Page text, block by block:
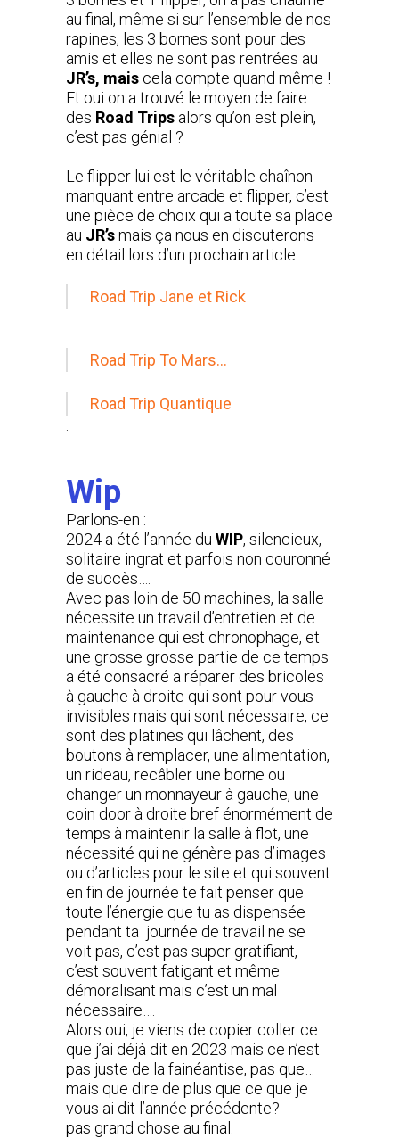
au final, même si sur l’ensemble de nos
rapines, les 3 bornes sont pour des
amis et elles ne sont pas rentrées au
JR’s, mais cela compte quand même !
Et oui on a trouvé le moyen de faire
des Road Trips alors qu’on est plein,
c’est pas génial ?
Le flipper lui est le véritable chaînon
manquant entre arcade et flipper, c’est
une pièce de choix qui a toute sa place
au JR’smais ça nous en discuterons
en détail lors d’un prochain article.
Road Trip Jane et Rick
Road Trip To Mars…
Road Trip Quantique
Wip
Parlons-en :
2024 a été l’année du WIP, silencieux,
solitaire ingrat et parfois non couronné
de succès….
Avec pas loin de 50 machines, la salle
nécessite un travail d’entretien et de
maintenance qui est chronophage, et
une grosse grosse partie de ce temps
a été consacré a réparer des bricoles
à gauche à droite qui sont pour vous
invisibles mais qui sont nécessaire, ce
sont des platines qui lâchent, des
boutons à remplacer, une alimentation,
un rideau, recâbler une borne ou
changer un monnayeur à gauche, une
coin door à droite bref énormément de
temps à maintenir la salle à flot, une
nécessité qui ne génère pas d’images
ou d’articles pour le site et qui souvent
en fin de journée te fait penser que
toute l’énergie que tu as dispensée
pendant ta journée de travail ne se
voit pas, c’est pas super gratifiant,
c’est souvent fatigant et même
démoralisant mais c’est un mal
nécessaire….
Alors oui, je viens de copier coller ce
que j’ai déjà dit en 2023 mais ce n’est
pas juste de la fainéantise, pas que…
mais que dire de plus que ce que je
vous ai dit l’année précédente?
pas grand chose au final.